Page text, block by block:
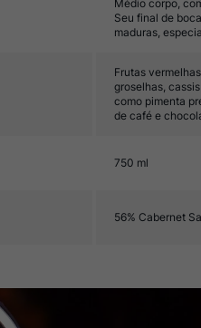
Médio corpo,
Seu final de
maduras,
Frutas
groselhas,
como pimenta
de café e
750 ml
56% Cabernet